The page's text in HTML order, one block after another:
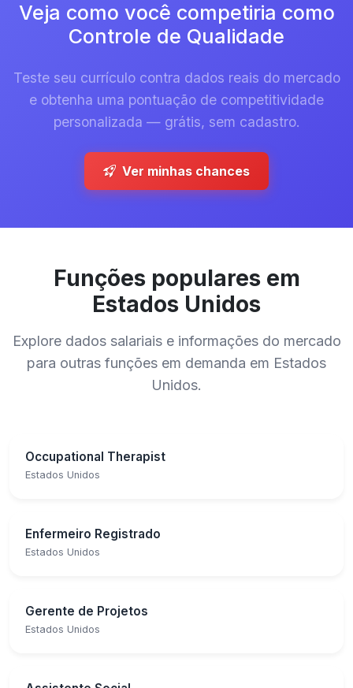
Veja como você competiria como
Controle de Qualidade
Teste seu currículo contra dados reais do mercado
e obtenha uma pontuação de competitividade
personalizada — grátis, sem cadastro.
Ver minhas chances
Funções populares em
Estados Unidos
Explore dados salariais e informações do mercado
para outras funções em demanda em Estados
Unidos.
Occupational Therapist
Estados Unidos
Enfermeiro Registrado
Estados Unidos
Gerente de Projetos
Estados Unidos